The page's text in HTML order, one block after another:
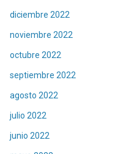
diciembre 2022
noviembre 2022
octubre 2022
septiembre 2022
agosto 2022
julio 2022
junio 2022